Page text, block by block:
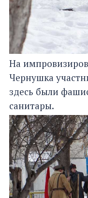
На
Чернушка
здесь были
санитары.